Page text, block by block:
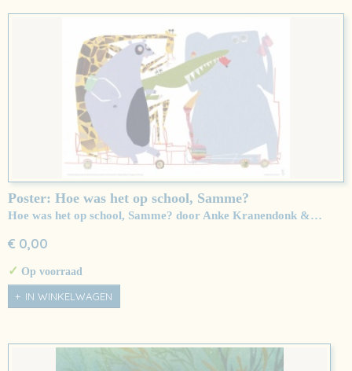
Poster: Hoe was het op school, Samme?
Hoe was het op school, Samme? door Anke Kranendonk &…
€ 0,00
✓ Op voorraad
IN WINKELWAGEN